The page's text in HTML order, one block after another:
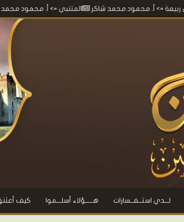
المتنبي=> أ. محمود محمد شاكر محمود محمد شاكر
لـــدي استــفــسارات هـــــؤلاء أسلـــموا كيف